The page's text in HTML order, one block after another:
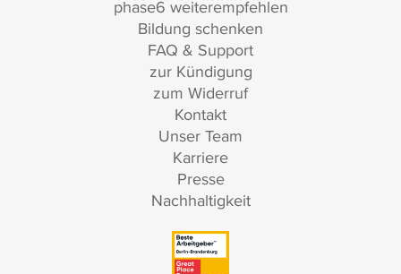
phase6 weiterempfehlen
Bildung schenken
FAQ & Support
zur Kündigung
zum Widerruf
Kontakt
Unser Team
Karriere
Presse
Nachhaltigkeit